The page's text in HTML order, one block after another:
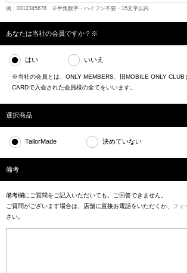
例：0312345678 ※半角数字・ハイフン不要・15文字以内
あなたは当社の会員ですか？※
はい いいえ
※当社の会員とは、ONLY MEMBERS、旧MOBILE ONLY CLUB
CARDで入会された会員様の全てをいいます。
選択商品
TailorMade 決めていない
備考
備考欄にご質問をご記入いただいても、ご回答できません。
ご質問がございます場合は、店舗に直接お電話をいただくか、 フォ
さい。